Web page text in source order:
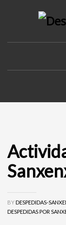
BY DESPEDIDAS-
DESPEDIDAS POR